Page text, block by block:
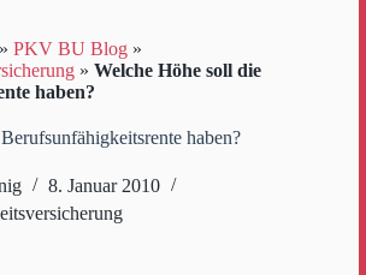
» PKV BU Blog »
» Welche Höhe soll die
haben?
haben?
8. Januar 2010